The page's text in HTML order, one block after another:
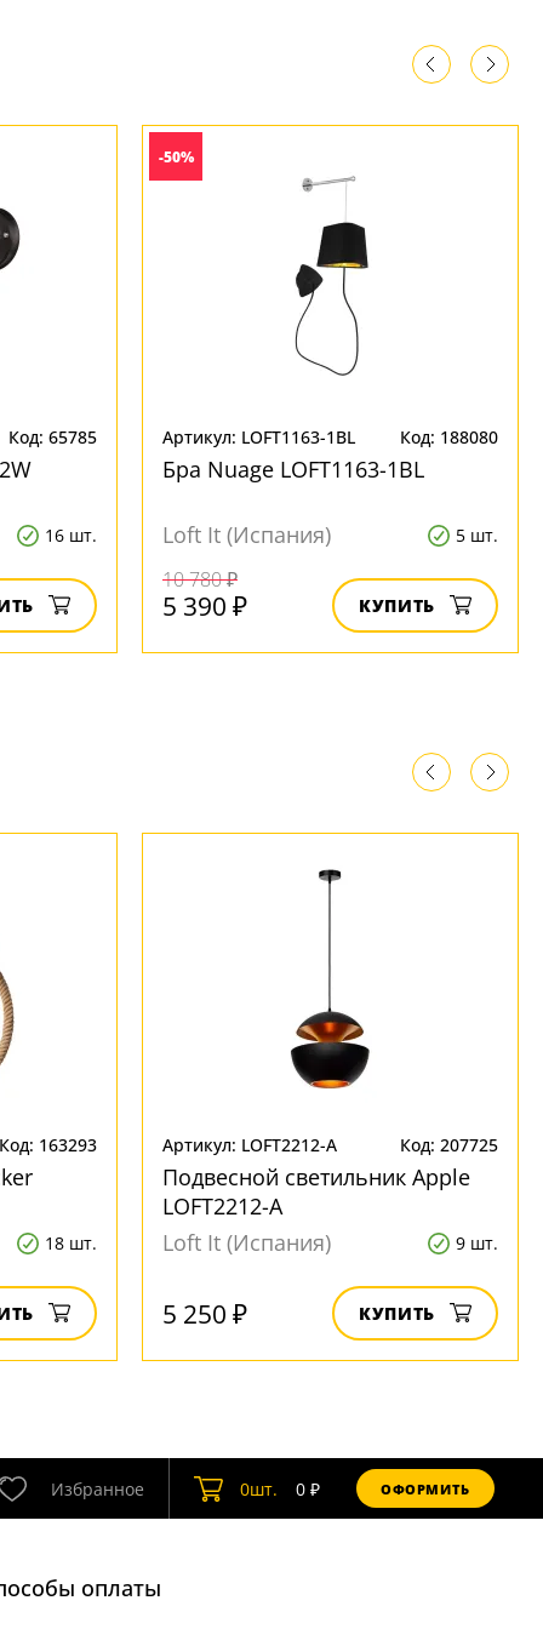
Код: 65785
16 шт.
-50%
Артикул: LOFT1163-1BL Код: 188080
Бра Nuage LOFT1163-1BL
Loft It (Испания) 5 шт.
10 780 ₽
5 390 ₽ КУПИТЬ
Код: 163293
18 шт.
Артикул: LOFT2212-A Код: 207725
Подвесной светильник Apple
LOFT2212-A
Loft It (Испания)
9 шт.
5 250 ₽ КУПИТЬ
Избранное 0шт. 0₽ ОФОРМИТЬ
оплаты